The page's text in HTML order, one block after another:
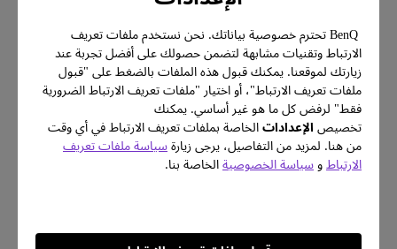
BenQ تحترم خصوصية بياناتك. نحن نستخدم ملفات تعريف
الارتباط وتقنيات مشابهة لتضمن حصولك على أفضل تجربة عند
زيارتك لموقعنا. يمكنك قبول هذه الملفات بالضغط على "قبول
ملفات تعريف الارتباط"، أو اختيار "ملفات تعريف الارتباط الضرورية
فقط" لرفض كل ما هو غير أساسي. يمكنك
تخصيصالإعداداتالخاصة بملفات تعريف الارتباط في أي وقت
من هنا. لمزيد من التفاصيل، يرجى زيارةسياسة ملفات تعريف
الارتباطوسياسة الخصوصيةالخاصة بنا.
ترانزستورات ، لذلك بالطبع إذا كانت هذه المساحة أكبر ،
فإن البيانات تستغرق وقتًا أطول للوصول إلى كل بكسل.
هذه ليست مشكلة لأجهزة العرض ، حيث تتم المعالجة في
جهاز العرض ، والصورة المسقطة هي ببساطة خفيفة ، ولا
يتم إنشاؤها مباشرة على الترانزستورات أو وحدات البكسل.
جانب آخر يجب مراعاته هو الدقة ، والتي تؤثر على أجهزة
التلفزيون وأجهزة العرض بطريقة مماثلة. كلما زادت الدقة ،